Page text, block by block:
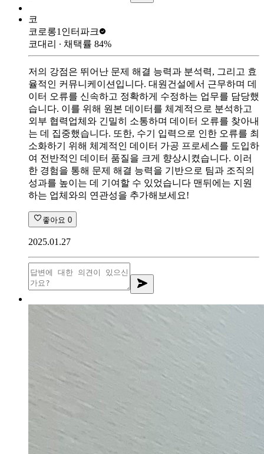
코
코로롱1 인터파크
코대리 ∙ 채택률 84%
저의 강점은 뛰어난 문제 해결 능력과 분석력, 그리고 효
율적인 커뮤니케이션입니다. 대원건설에서 근무하며 데
이터 오류를 신속하고 정확하게 수정하는 업무를 담당했
습니다. 이를 위해 원본 데이터를 체계적으로 분석하고
외부 협력업체와 긴밀히 소통하며 데이터 오류를 찾아내
는 데 집중했습니다. 또한, 수기 입력으로 인한 오류를 최
소화하기 위해 체계적인 데이터 가공 프로세스를 도입하
여 전반적인 데이터 품질을 크게 향상시켰습니다. 이러
한 경험을 통해 문제 해결 능력을 기반으로 팀과 조직의
성과를 높이는 데 기여할 수 있었습니다 맨뒤에는 지원
하는 업체와의 연관성을 추가해보세요!
좋아요 0
2025.01.27